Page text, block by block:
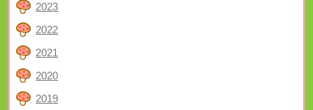
2023
2022
2021
2020
2019